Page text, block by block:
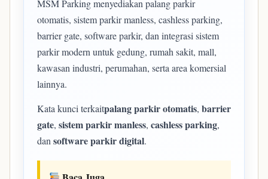
MSM Parking menyediakan palang parkir
otomatis, sistem parkir manless, cashless parking,
barrier gate, software parkir, dan integrasi sistem
parkir modern untuk gedung, rumah sakit, mall,
kawasan industri, perumahan, serta area komersial
lainnya.
Kata kunci terkaitpalang parkir otomatis, barrier
gate, sistem parkir manless, cashless parking,
dansoftware parkir digital.